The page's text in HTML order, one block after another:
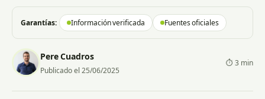
Garantías: Información verificada Fuentes oficiales
Pere Cuadros
Publicado el 25/06/2025
⏱ 3 min